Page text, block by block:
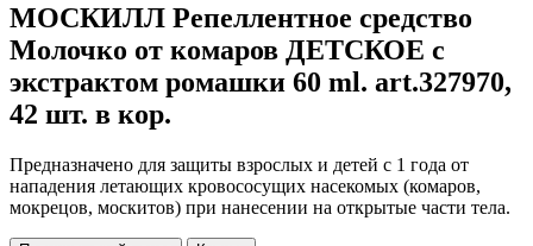
МОСКИЛЛ Репеллентное средство
Молочко от комаров ДЕТСКОЕ с
экстрактом ромашки 60 ml. art.327970,
42 шт. в кор.
Предназначено для защиты взрослых и детей с 1 года от
нападения летающих кровососущих насекомых (комаров,
мокрецов, москитов) при нанесении на открытые части тела.